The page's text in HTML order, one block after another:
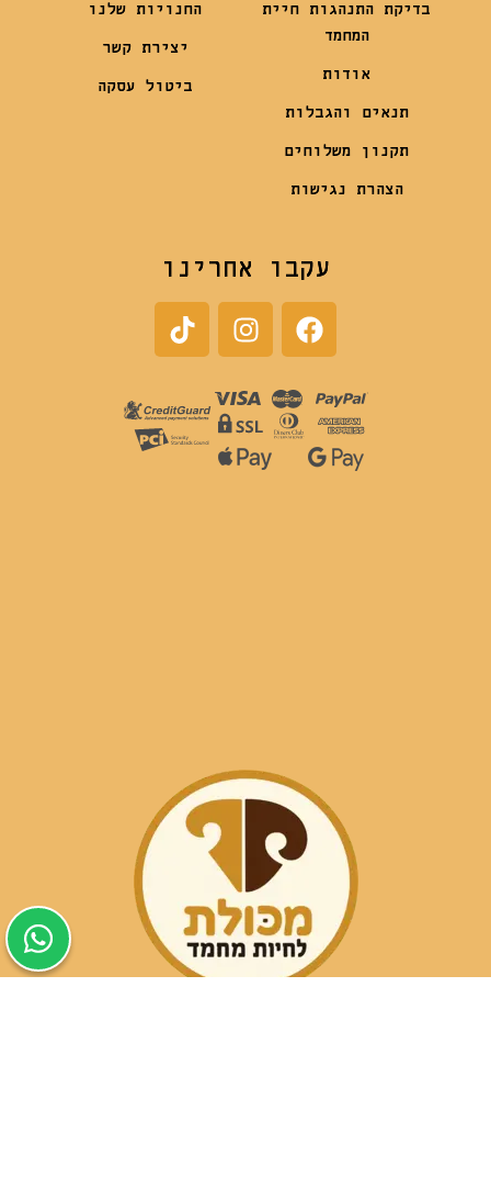
בדיקת התנהגות חיית
המחמד
אודות
תנאים והגבלות
תקנון משלוחים
הצהרת נגישות
החנויות שלנו
יצירת קשר
ביטול עסקה
עקבו אחרינו